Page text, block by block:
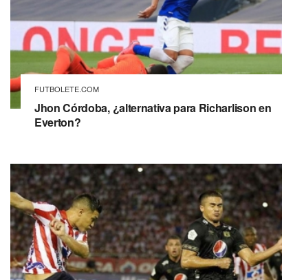
FUTBOLETE.COM
Jhon Córdoba, ¿alternativa para Richarlison en
Everton?